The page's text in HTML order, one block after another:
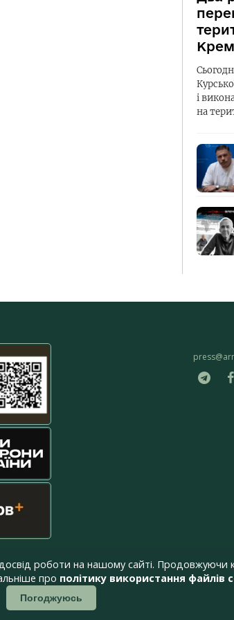
і
на
роботи на нашому сайті. Продовжуючи
про політику використання файлів
Погоджуюсь